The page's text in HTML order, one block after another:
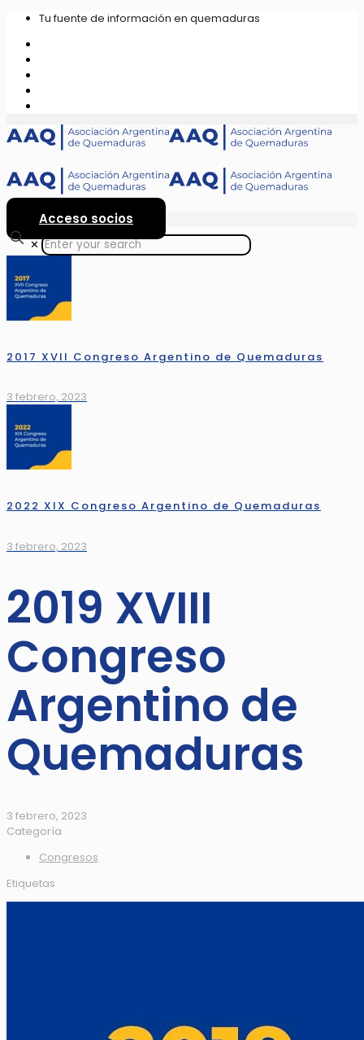
Tu fuente de información en quemaduras
Acceso socios
✕
2017 XVII Congreso Argentino de Quemaduras
3 febrero, 2023
2022 XIX Congreso Argentino de Quemaduras
3 febrero, 2023
2019 XVIII
Congreso
Argentino de
Quemaduras
3 febrero, 2023
Categoría
Congresos
Etiquetas